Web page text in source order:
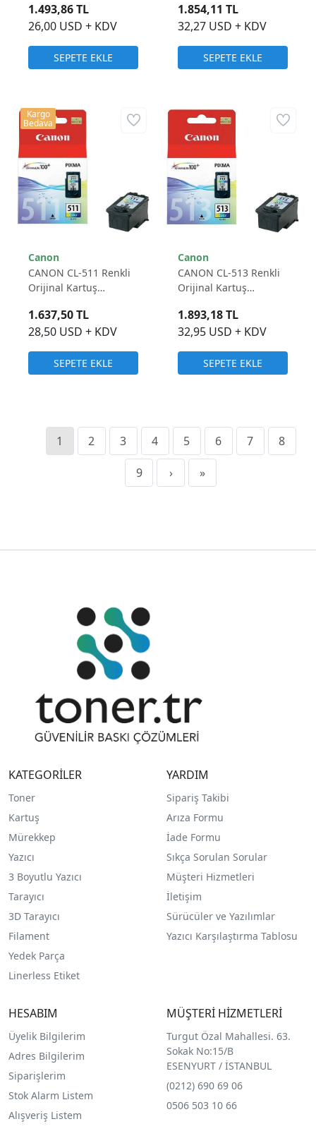
2.400 Sayfa
26,00 USD + KDV
1.493,86 TL
SEPETE EKLE
32,27 USD + KDV
1.854,11 TL
SEPETE EKLE
Canon
CANON CL-511 Renkli
Orijinal Kartuş
28,50 USD + KDV
1.637,50 TL
SEPETE EKLE
Kargo
Bedava
Canon
CANON CL-513 Renkli
Orijinal Kartuş
32,95 USD + KDV
1.893,18 TL
SEPETE EKLE
1 2 3 4 5 6 7 8
9 › »
KATEGORİLER
Toner
Kartuş
Mürekkep
Yazıcı
3 Boyutlu Yazıcı
Tarayıcı
3D Tarayıcı
Filament
Yedek Parça
Linerless Etiket
YARDIM
Sipariş Takibi
Arıza Formu
İade Formu
Sıkça Sorulan Sorular
Müşteri Hizmetleri
İletişim
Sürücüler ve Yazılımlar
Yazıcı Karşılaştırma Tablosu
HESABIM
Üyelik Bilgilerim
Adres Bilgilerim
Siparişlerim
Stok Alarm Listem
Alışveriş Listem
MÜŞTERİ HİZMETLERİ
Turgut Özal Mahallesi. 63.
Sokak No:15/B
ESENYURT / İSTANBUL
(0212) 690 69 06
0506 503 10 66